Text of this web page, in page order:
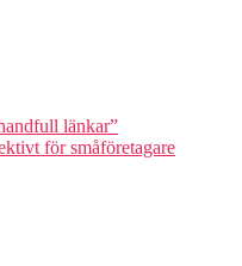
länkar”
för småföretagare